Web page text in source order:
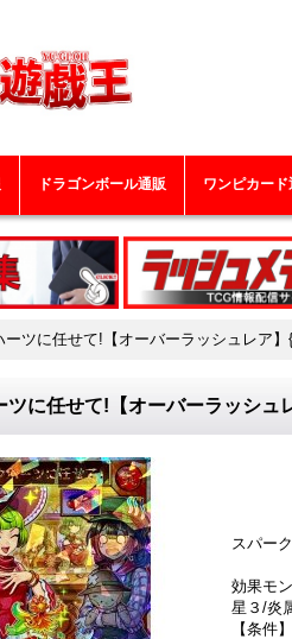
ドラゴンボール通販 ワンピカード
ーツに任せて!【オーバーラッシュレア】
ツに任せて!【オーバーラッシュ
スパー
効果モ
星３/炎
【条件